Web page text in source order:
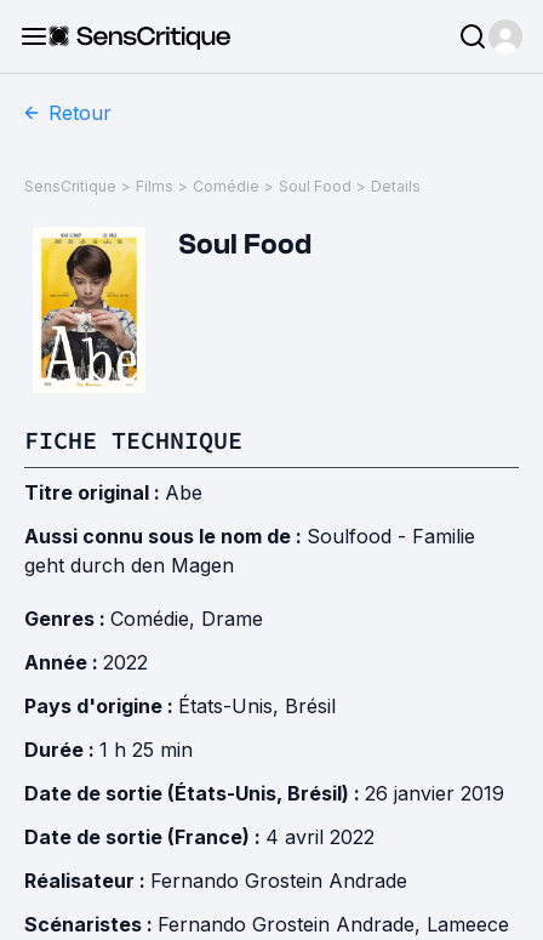
Retour
SensCritique > Films > Comédie > Soul Food > Details
Soul Food
FICHE TECHNIQUE
Titre original : Abe
Aussi connu sous le nom de : Soulfood - Familie
geht durch den Magen
Genres : Comédie, Drame
Année : 2022
Pays d'origine : États-Unis, Brésil
Durée : 1 h 25 min
Date de sortie (États-Unis, Brésil) : 26 janvier 2019
Date de sortie (France) : 4 avril 2022
Réalisateur : Fernando Grostein Andrade
Scénaristes : Fernando Grostein Andrade, Lameece